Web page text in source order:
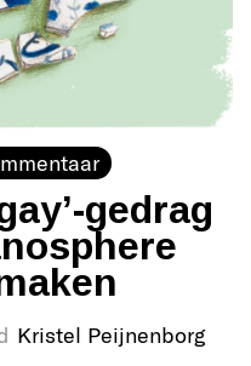
gedrag
Kristel Peijnenborg